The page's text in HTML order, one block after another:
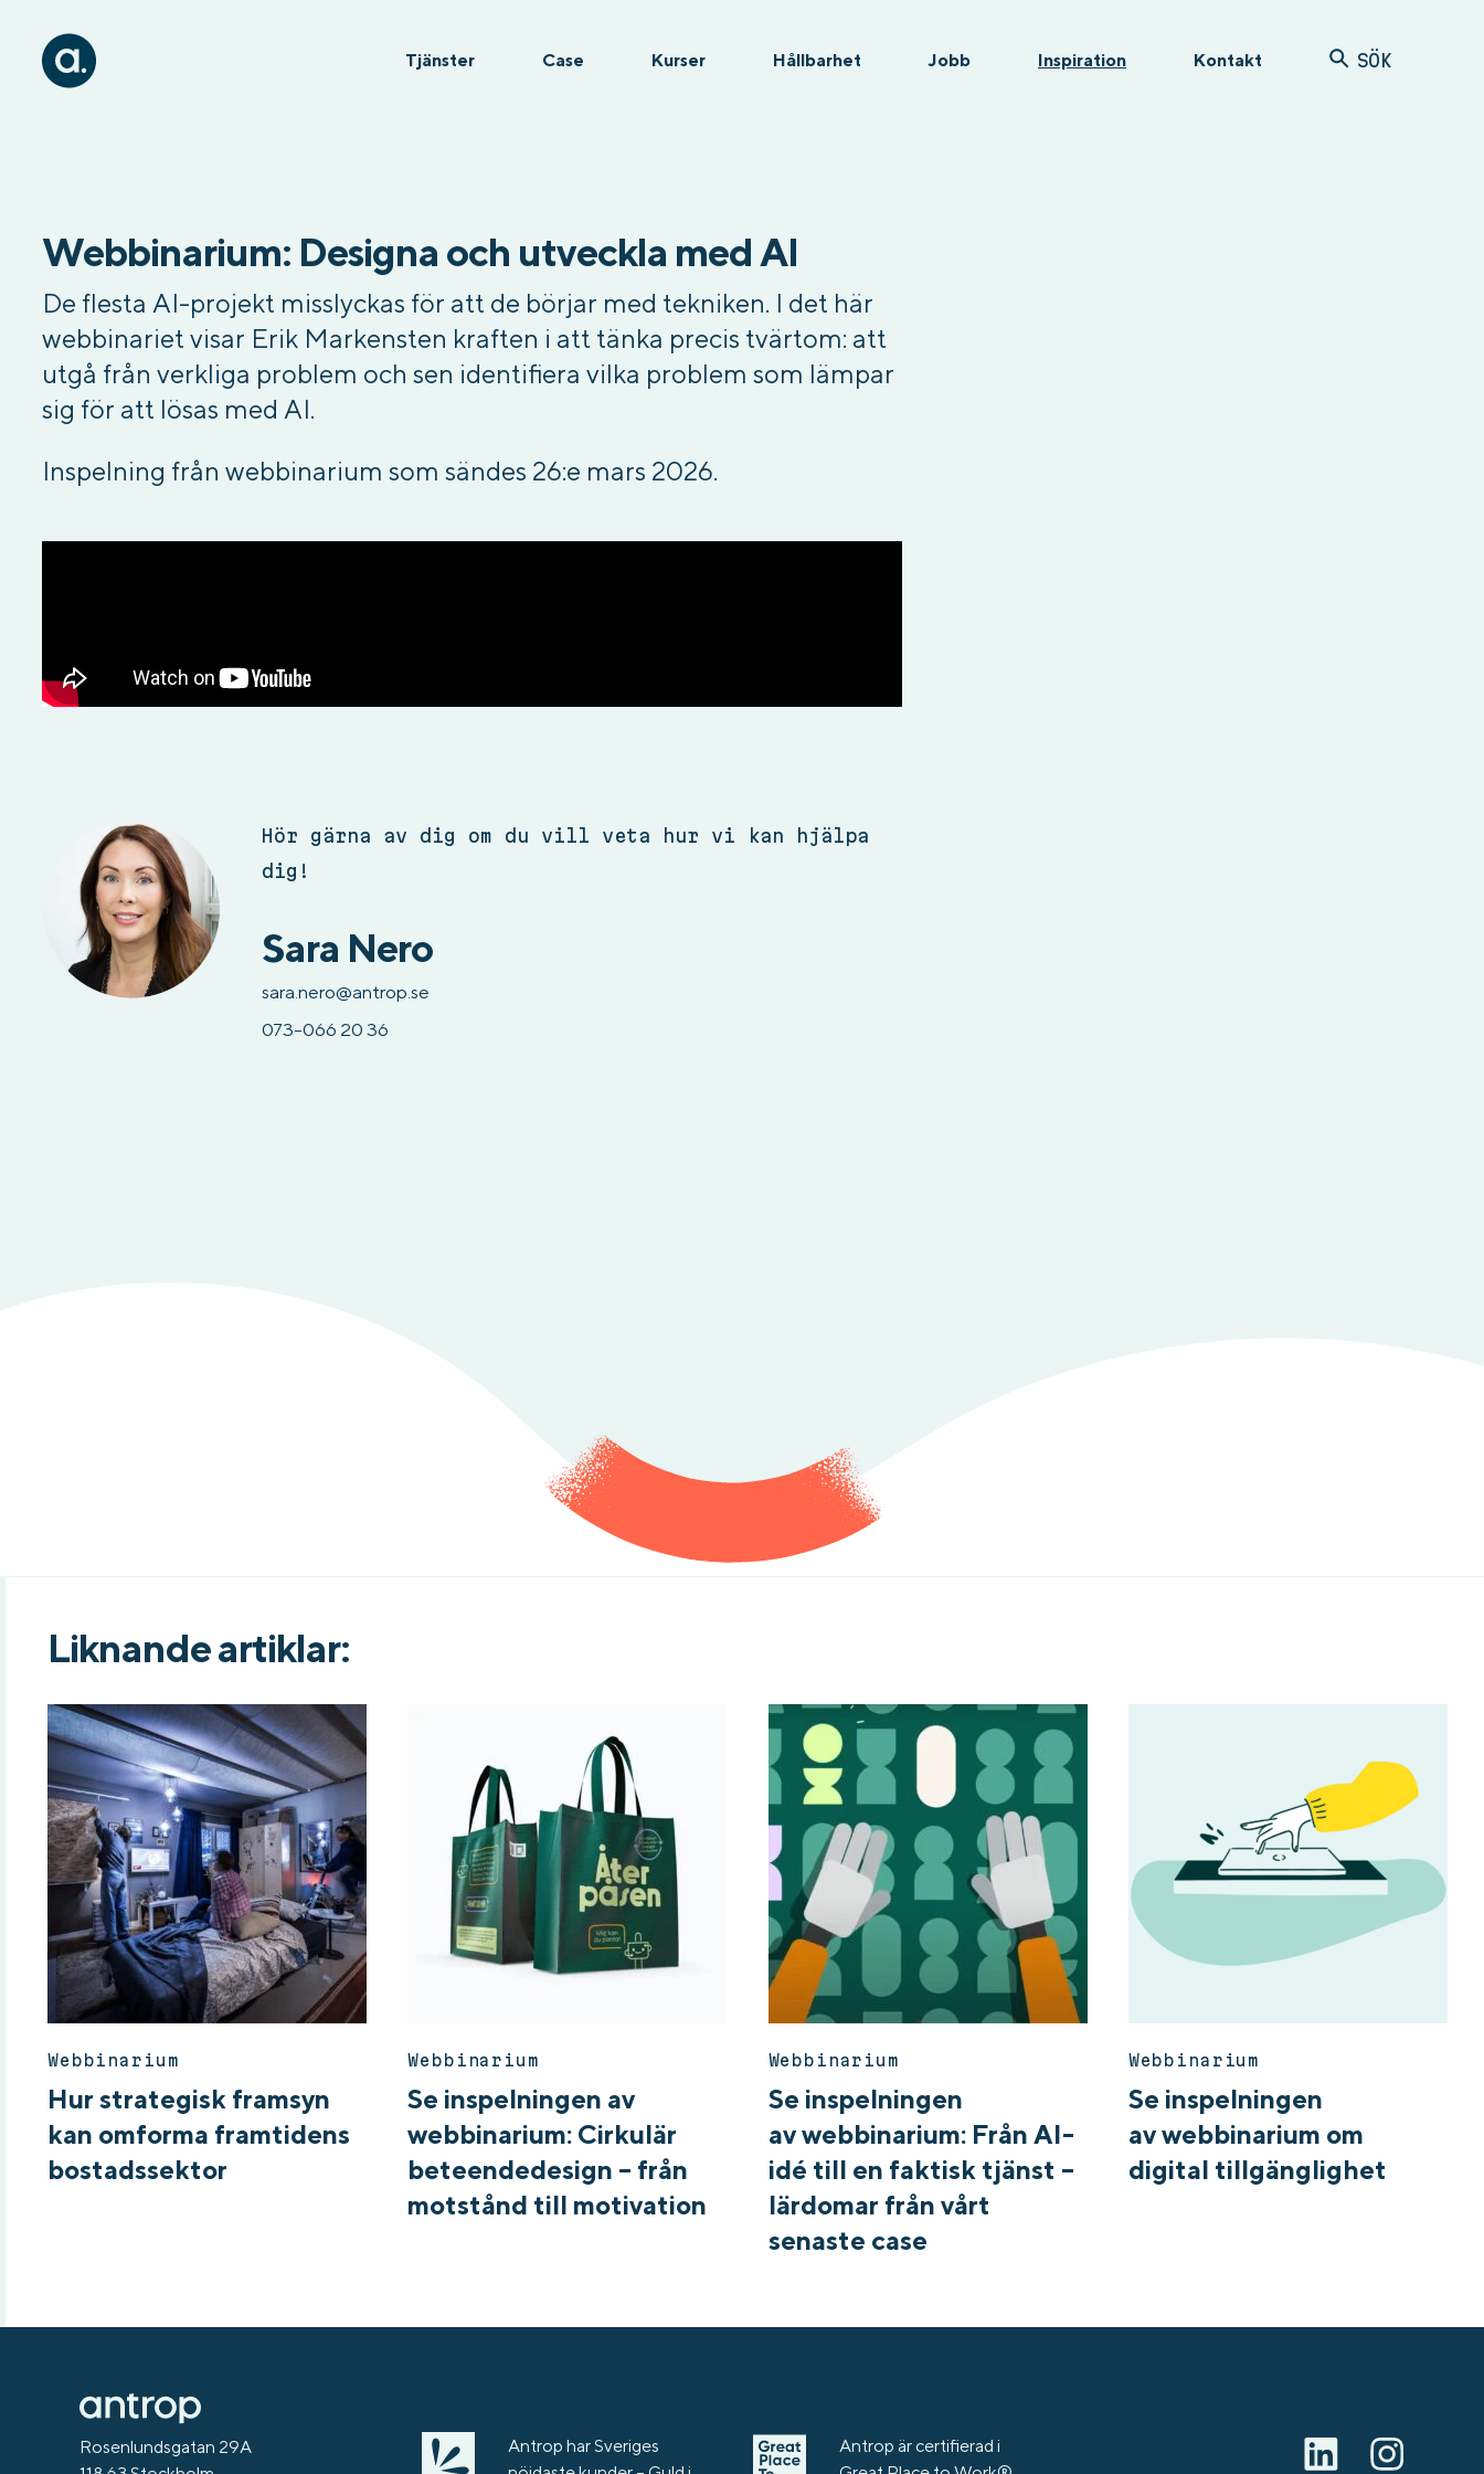
Tjänster Case Kurser Hållbarhet Jobb Inspiration Kontakt SÖK
Webbinarium: Designa och utveckla med AI
De flesta AI-projekt misslyckas för att de börjar med tekniken. I det här
webbinariet visar Erik Markensten kraften i att tänka precis tvärtom: att
utgå från verkliga problem och sen identifiera vilka problem som lämpar
sig för att lösas med AI.
Inspelning från webbinarium som sändes 26:e mars 2026.
Hör gärna av dig om du vill veta hur vi kan hjälpa
dig!
Sara Nero
sara.nero@antrop.se
073-066 20 36
Liknande artiklar:
Webbinarium
Hur strategisk framsyn
kan omforma framtidens
bostadssektor
Webbinarium
Se inspelningen av
webbinarium: Cirkulär
beteendedesign – från
motstånd till motivation
Webbinarium
Se inspelningen
av webbinarium: Från AI-
idé till en faktisk tjänst –
lärdomar från vårt
senaste case
Webbinarium
Se inspelningen
av webbinarium om
digital tillgänglighet
Rosenlundsgatan 29A
Antrop har Sveriges
Antrop är certifierad i